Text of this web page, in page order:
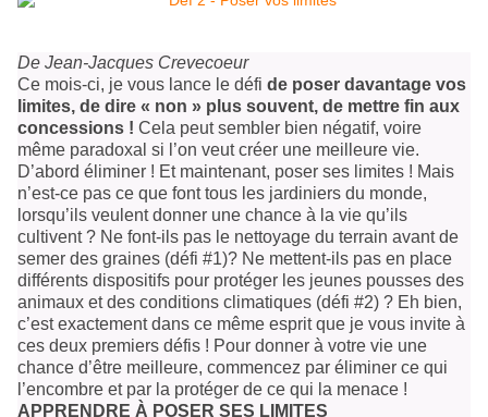
De Jean-Jacques Crevecoeur
Ce mois-ci, je vous lance le défi de poser davantage vos
limites, de dire « non » plus souvent, de mettre fin aux
concessions ! Cela peut sembler bien négatif, voire
même paradoxal si l’on veut créer une meilleure vie.
D’abord éliminer ! Et maintenant, poser ses limites ! Mais
n’est-ce pas ce que font tous les jardiniers du monde,
lorsqu’ils veulent donner une chance à la vie qu’ils
cultivent ? Ne font-ils pas le nettoyage du terrain avant de
semer des graines (défi #1)? Ne mettent-ils pas en place
différents dispositifs pour protéger les jeunes pousses des
animaux et des conditions climatiques (défi #2) ? Eh bien,
c’est exactement dans ce même esprit que je vous invite à
ces deux premiers défis ! Pour donner à votre vie une
chance d’être meilleure, commencez par éliminer ce qui
l’encombre et par la protéger de ce qui la menace !
APPRENDRE À POSER SES LIMITES